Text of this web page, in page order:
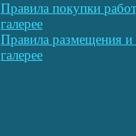
Правила покупки
галерее
Правила размещения
галерее